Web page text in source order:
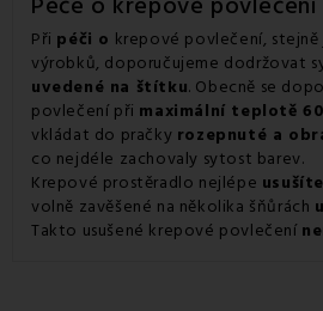
Při péči o krepové povlečení,
výrobků, doporučujeme dodržovat
uvedené na štítku. Obecně se
povlečení při maximální teplotě 60
vkládat do pračky rozepnuté a
co nejdéle zachovaly sytost barev.
Krepové prostěradlo nejlépe
volně zavěšené na několika šňůrách
Takto usušené krepové povlečení